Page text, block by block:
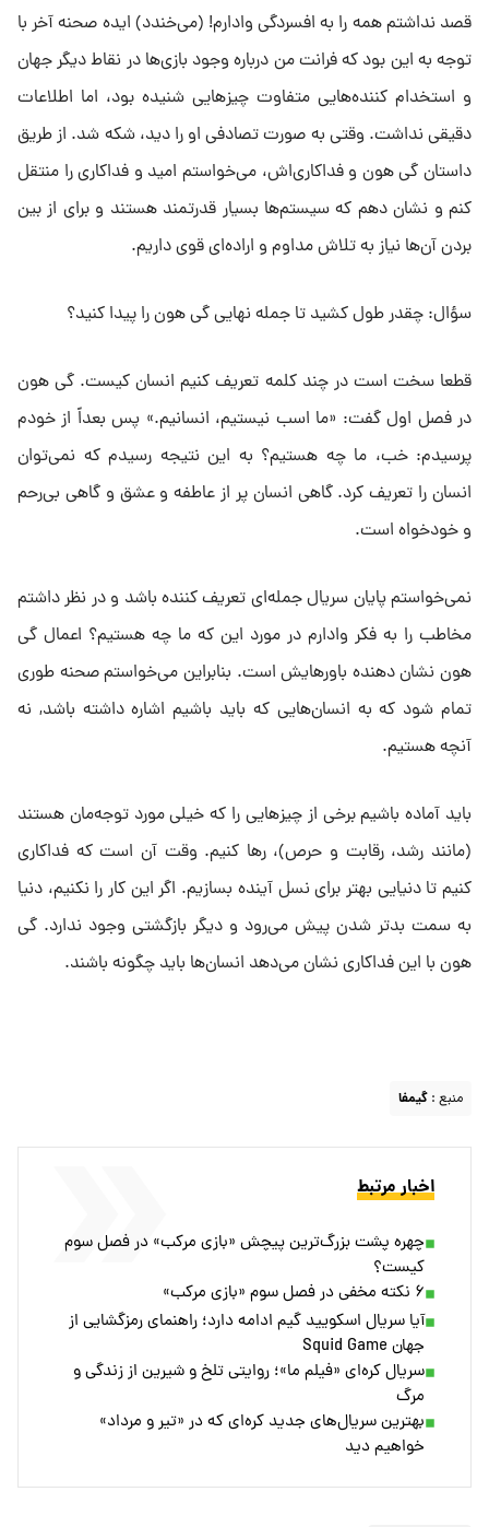
قصد نداشتم همه را به افسردگی وادارم! (می‌خندد) ایده صحنه آخر با
توجه به این بود که فرانت من درباره وجود بازی‌ها در نقاط دیگر جهان
و استخدام‌ کننده‌هایی متفاوت چیزهایی شنیده بود، اما اطلاعات
دقیقی نداشت. وقتی به‌ صورت تصادفی او را دید، شکه شد. از طریق
داستان گی هون و فداکاری‌اش، می‌خواستم امید و فداکاری را منتقل
کنم و نشان دهم که سیستم‌ها بسیار قدرتمند هستند و برای از بین
بردن آن‌ها نیاز به تلاش مداوم و اراده‌ای قوی داریم.
سؤال: چقدر طول کشید تا جمله نهایی گی هون را پیدا کنید؟
قطعا سخت است در چند کلمه تعریف کنیم انسان کیست. گی هون
در فصل اول گفت: «ما اسب نیستیم، انسانیم.» پس بعداً از خودم
پرسیدم: خب، ما چه هستیم؟ به این نتیجه رسیدم که نمی‌توان
انسان را تعریف کرد. گاهی انسان پر از عاطفه و عشق و گاهی بی‌رحم
و خودخواه است.
نمی‌خواستم پایان سریال جمله‌ای تعریف‌ کننده باشد و در نظر داشتم
مخاطب را به فکر وادارم در مورد این که ما چه هستیم؟ اعمال گی
هون نشان‌ دهنده باورهایش است. بنابراین می‌خواستم صحنه طوری
تمام شود که به انسان‌هایی که باید باشیم اشاره داشته باشد, نه
آنچه هستیم.
باید آماده باشیم برخی از چیزهایی را که خیلی مورد توجه‌مان هستند
(مانند رشد، رقابت و حرص)، رها کنیم. وقت آن است که فداکاری
کنیم تا دنیایی بهتر برای نسل آینده بسازیم. اگر این کار را نکنیم، دنیا
به سمت بدتر شدن پیش می‌رود و دیگر بازگشتی وجود ندارد. گی
هون با این فداکاری نشان می‌دهد انسان‌ها باید چگونه باشند.
منبع : گیمفا
اخبار مرتبط
چهره پشت بزرگ‌ترین پیچش «بازی مرکب» در فصل سوم
کیست؟
۶ نکته مخفی در فصل سوم «بازی مرکب»
آیا سریال اسکویید گیم ادامه دارد؛ راهنمای رمزگشایی از
جهان Squid Game
سریال کره‌ای «فیلم ما»؛ روایتی تلخ و شیرین از زندگی و
مرگ
بهترین سریال‌های جدید کره‌ای که در «تیر و مرداد»
خواهیم دید